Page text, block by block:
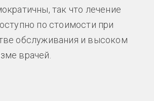
так что лечение
по стоимости при
обслуживания и высоком
врачей.